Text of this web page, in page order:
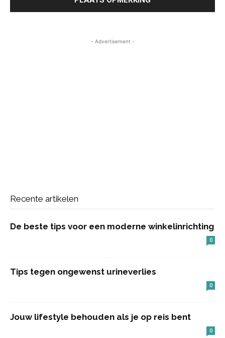
- Advertisement -
Recente artikelen
De beste tips voor een moderne winkelinrichting
0
Tips tegen ongewenst urineverlies
0
Jouw lifestyle behouden als je op reis bent
0